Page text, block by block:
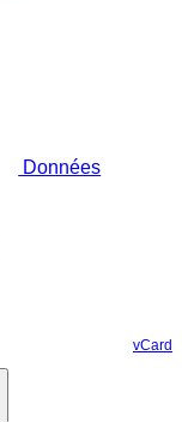
Données
vCard